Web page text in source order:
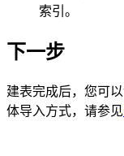
索引。
下一步
建表完成后，您可
体导入方式，请参见